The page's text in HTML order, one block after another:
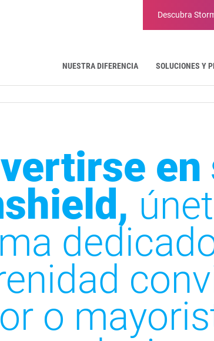
Descubra
NUESTRA DIFERENCIA SOLUCIONES Y
Agua
Gestión de
en
o